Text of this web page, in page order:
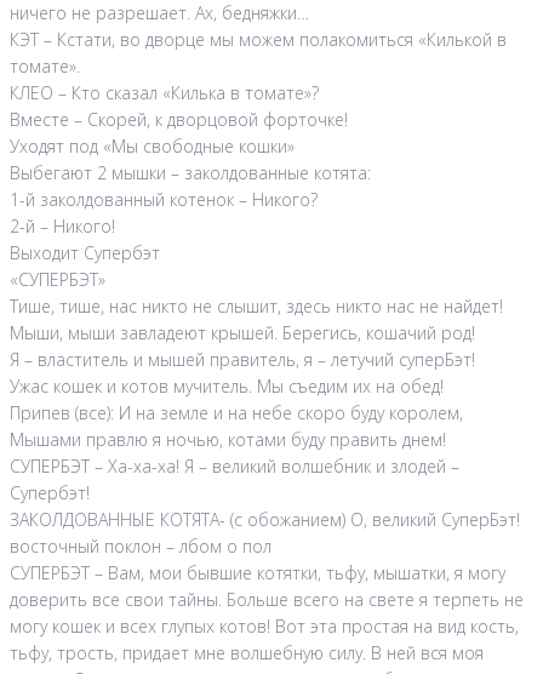
ничего не разрешает. Ах, бедняжки…
КЭТ – Кстати, во дворце мы можем полакомиться «Килькой в
томате».
КЛЕО – Кто сказал «Килька в томате»?
Вместе – Скорей, к дворцовой форточке!
Уходят под «Мы свободные кошки»
Выбегают 2 мышки – заколдованные котята:
1-й заколдованный котенок – Никого?
2-й – Никого!
Выходит Супербэт
«СУПЕРБЭТ»
Тише, тише, нас никто не слышит, здесь никто нас не найдет!
Мыши, мыши завладеют крышей. Берегись, кошачий род!
Я – властитель и мышей правитель, я – летучий суперБэт!
Ужас кошек и котов мучитель. Мы съедим их на обед!
Припев (все): И на земле и на небе скоро буду королем,
Мышами правлю я ночью, котами буду править днем!
СУПЕРБЭТ – Ха-ха-ха! Я – великий волшебник и злодей –
Супербэт!
ЗАКОЛДОВАННЫЕ КОТЯТА- (с обожанием) О, великий СуперБэт!
восточный поклон – лбом о пол
СУПЕРБЭТ – Вам, мои бывшие котятки, тьфу, мышатки, я могу
доверить все свои тайны. Больше всего на свете я терпеть не
могу кошек и всех глупых котов! Вот эта простая на вид кость,
тьфу, трость, придает мне волшебную силу. В ней вся моя